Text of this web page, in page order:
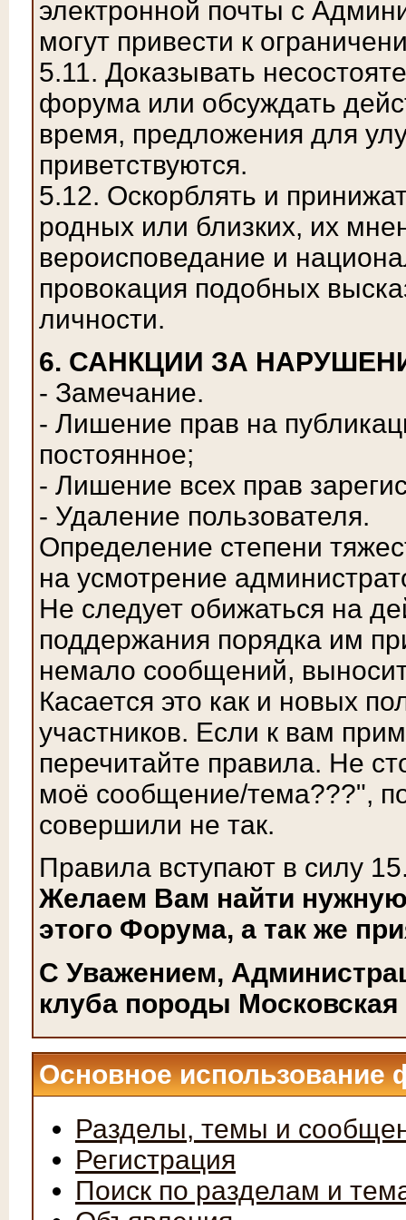
электронной почты с
могут привести к
5.11. Доказывать
форума или обсуждать
время, предложения для
приветствуются.
5.12. Оскорблять и
родных или близких, их
вероисповедание и
провокация подобных
личности.
6. САНКЦИИ ЗА
- Замечание.
- Лишение прав на
постоянное;
- Лишение всех прав
- Удаление пользователя.
Определение степени
на усмотрение
Не следует обижаться на
поддержания порядка им
немало сообщений,
Касается это как и новых
участников. Если к вам
перечитайте правила. Не
моё сообщение/тема???",
совершили не так.
Правила вступают в силу
Желаем Вам найти
этого Форума, а так же
С Уважением,
клуба породы Московская
Основное использование
Разделы, темы и
Регистрация
Поиск по разделам и